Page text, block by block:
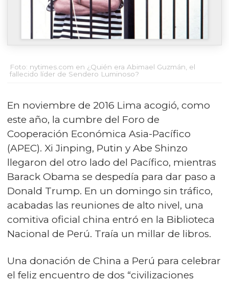
Foto: nytimes.com en ¿Quién era Abimael Guzmán, el
fallecido líder de Sendero Luminoso?
En noviembre de 2016 Lima acogió, como
este año, la cumbre del Foro de
Cooperación Económica Asia-Pacífico
(APEC). Xi Jinping, Putin y Abe Shinzo
llegaron del otro lado del Pacífico, mientras
Barack Obama se despedía para dar paso a
Donald Trump. En un domingo sin tráfico,
acabadas las reuniones de alto nivel, una
comitiva oficial china entró en la Biblioteca
Nacional de Perú. Traía un millar de libros.
Una donación de China a Perú para celebrar
el feliz encuentro de dos “civilizaciones